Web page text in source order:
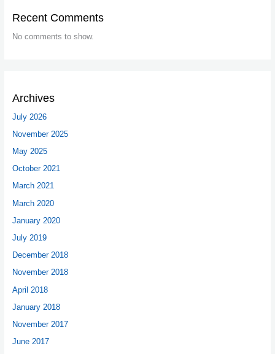
Recent Comments
No comments to show.
Archives
July 2026
November 2025
May 2025
October 2021
March 2021
March 2020
January 2020
July 2019
December 2018
November 2018
April 2018
January 2018
November 2017
June 2017